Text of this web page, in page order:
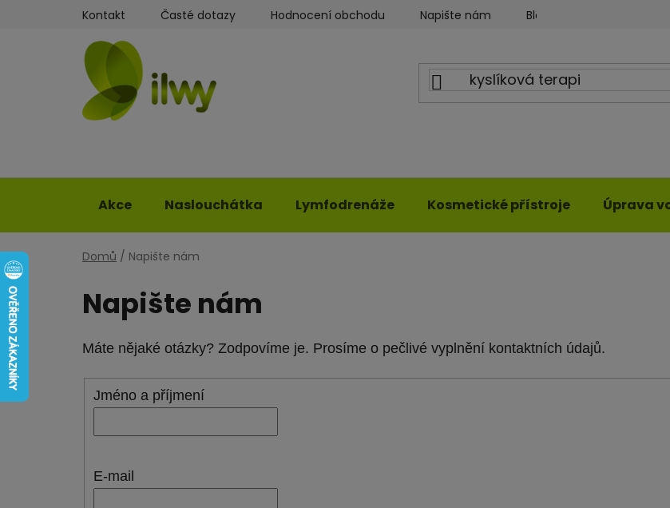
Kontakt Časté dotazy Hodnocení obchodu Napište nám Blog ILWY
Akce Naslouchátka Lymfodrenáže Kosmetické přístroje Úprava
Domů / Napište nám
Napište nám
Máte nějaké otázky? Zodpovíme je. Prosíme o pečlivé vyplnění kontaktních údajů.
Jméno a příjmení
E-mail